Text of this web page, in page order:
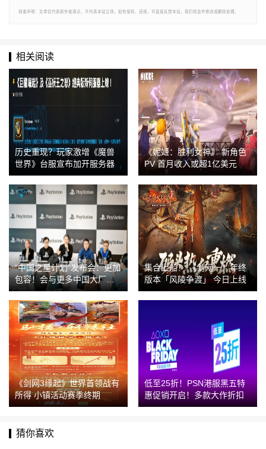
郑重声明：文章仅代表原作者观点，不代表本站立场；如有侵权、违规，可直接反馈本站，我们将会作修改或删除处理。
相关阅读
历史重现？玩家激增《魔兽
世界》台服宣布加开服务器
《妮姬：胜利女神》 新角色
PV 首月收入或超1亿美元
“中国之星计划”发布会：更加
包容！会与更多中国大厂合
作
集合上船！ 《剑网一》年终
版本「风陵争渡」 今日上线
《剑网3缘起》世界首领战有
所得 小镇活动赛季终期
低至25折！PSN港服黑五特
惠促销开启！多款大作折扣
猜你喜欢